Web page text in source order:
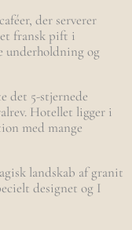
der serverer
fransk pift i
underholdning og
det 5-stjernede
Hotellet ligger i
med mange
landskab af granit
designet og I